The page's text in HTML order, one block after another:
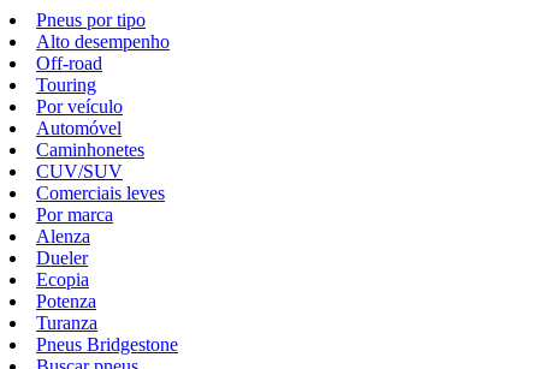
Pneus por tipo
Alto desempenho
Off-road
Touring
Por veículo
Automóvel
Caminhonetes
CUV/SUV
Comerciais leves
Por marca
Alenza
Dueler
Ecopia
Potenza
Turanza
Pneus Bridgestone